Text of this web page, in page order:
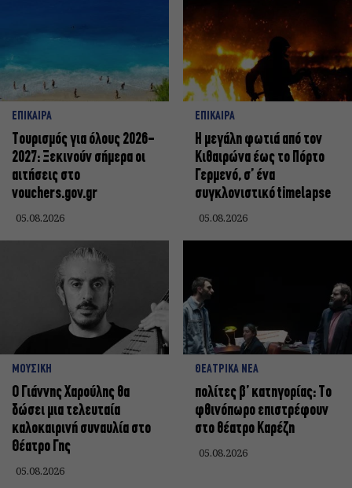
ΕΠΙΚΑΙΡΑ
Τουρισμός για όλους 2026-
2027: Ξεκινούν σήμερα οι
αιτήσεις στο
vouchers.gov.gr
05.08.2026
ΕΠΙΚΑΙΡΑ
Η μεγάλη φωτιά από τον
Κιθαιρώνα έως το Πόρτο
Γερμενό, σ’ ένα
συγκλονιστικό timelapse
05.08.2026
ΜΟΥΣΙΚΗ
Ο Γιάννης Χαρούλης θα
δώσει μια τελευταία
καλοκαιρινή συναυλία στο
Θέατρο Γης
05.08.2026
ΘΕΑΤΡΙΚΑ ΝΕΑ
πολίτες β’ κατηγορίας: Το
φθινόπωρο επιστρέφουν
στο θέατρο Καρέζη
05.08.2026